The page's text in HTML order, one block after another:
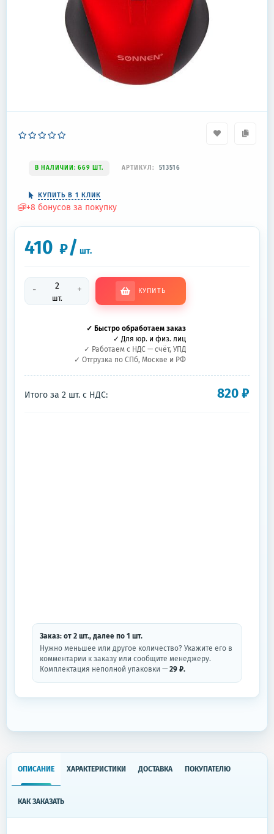
В НАЛИЧИИ: 669 ШТ. АРТИКУЛ: 513516
КУПИТЬ В 1 КЛИК
+8 бонусов за покупку
410 ₽/ шт.
-
шт.
+ КУПИТЬ
✓ Быстро обработаем заказ
✓ Для юр. и физ. лиц
✓ Работаем с НДС — счёт, УПД
✓ Отгрузка по СПб, Москве и РФ
Итого за 2 шт. с НДС: 820₽
Заказ: от 2 шт., далее по 1 шт.
Нужно меньшее или другое количество? Укажите его в
комментарии к заказу или сообщите менеджеру.
Комплектация неполной упаковки — 29 ₽.
ОПИСАНИЕ ХАРАКТЕРИСТИКИ ДОСТАВКА ПОКУПАТЕЛЮ
КАК ЗАКАЗАТЬ